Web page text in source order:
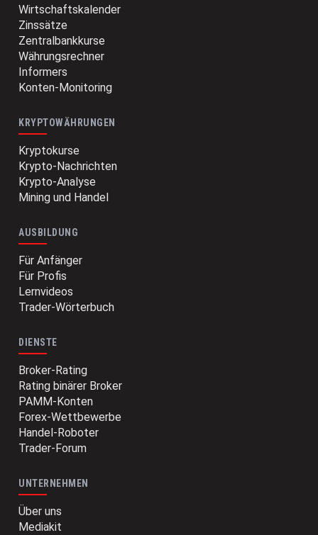
Wirtschaftskalender
Zinssätze
Zentralbankkurse
Währungsrechner
Informers
Konten-Monitoring
KRYPTOWÄHRUNGEN
Kryptokurse
Krypto-Nachrichten
Krypto-Analyse
Mining und Handel
AUSBILDUNG
Für Anfänger
Für Profis
Lernvideos
Trader-Wörterbuch
DIENSTE
Broker-Rating
Rating binärer Broker
PAMM-Konten
Forex-Wettbewerbe
Handel-Roboter
Trader-Forum
UNTERNEHMEN
Über uns
Mediakit